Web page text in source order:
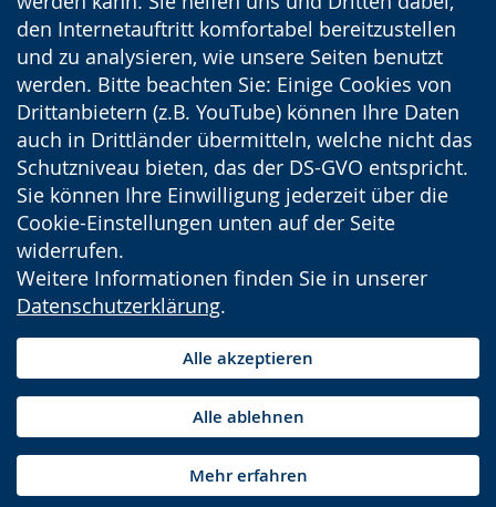
den Internetauftritt komfortabel bereitzustellen
und zu analysieren, wie unsere Seiten benutzt
werden. Bitte beachten Sie: Einige Cookies von
Drittanbietern (z.B. YouTube) können Ihre Daten
auch in Drittländer übermitteln, welche nicht das
Schutzniveau bieten, das der DS-GVO entspricht.
Sie können Ihre Einwilligung jederzeit über die
Cookie-Einstellungen unten auf der Seite
widerrufen.
Weitere Informationen finden Sie in unserer
Datenschutzerklärung.
Alle akzeptieren
Alle ablehnen
Mehr erfahren